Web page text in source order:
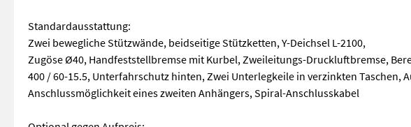
Standardausstattung:
Zwei bewegliche Stützwände, beidseitige Stützketten, Y-Deichsel L-2100,
Zugöse Ø40, Handfeststellbremse mit Kurbel, Zweileitungs-Druckluftbremse,
400 / 60-15.5, Unterfahrschutz hinten, Zwei Unterlegkeile in verzinkten Taschen,
Anschlussmöglichkeit eines zweiten Anhängers, Spiral-Anschlusskabel